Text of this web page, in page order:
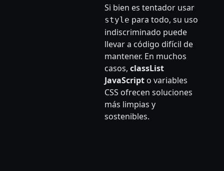
Si bien es tentador usar
style para todo, su uso
indiscriminado puede
llevar a código difícil de
mantener. En muchos
casos, classList
JavaScripto variables
CSS ofrecen soluciones
más limpias y
sostenibles.